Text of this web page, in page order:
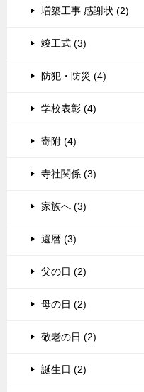
増築工事 感謝状 (2)
竣工式 (3)
防犯・防災 (4)
学校表彰 (4)
寄附 (4)
寺社関係 (3)
家族へ (3)
還暦 (3)
父の日 (2)
母の日 (2)
敬老の日 (2)
誕生日 (2)